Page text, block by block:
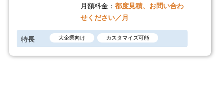
月額料金： 都度見積、お問い合わ
せください／月
特長 大企業向け カスタマイズ可能